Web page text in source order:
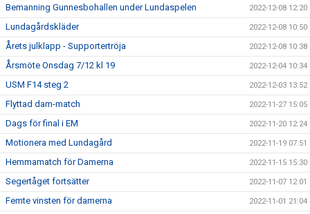
Bemanning Gunnesbohallen under Lundaspelen 2022-12-08 12:20
Lundagårdskläder 2022-12-08 10:50
Årets julklapp - Supportertröja 2022-12-08 10:38
Årsmöte Onsdag 7/12 kl 19 2022-12-04 10:34
USM F14 steg 2 2022-12-03 13:52
Flyttad dam-match 2022-11-27 15:05
Dags för final i EM 2022-11-20 12:24
Motionera med Lundagård 2022-11-19 07:51
Hemmamatch för Damerna 2022-11-15 15:30
Segertåget fortsätter 2022-11-07 12:01
Femte vinsten för damerna 2022-11-01 21:04